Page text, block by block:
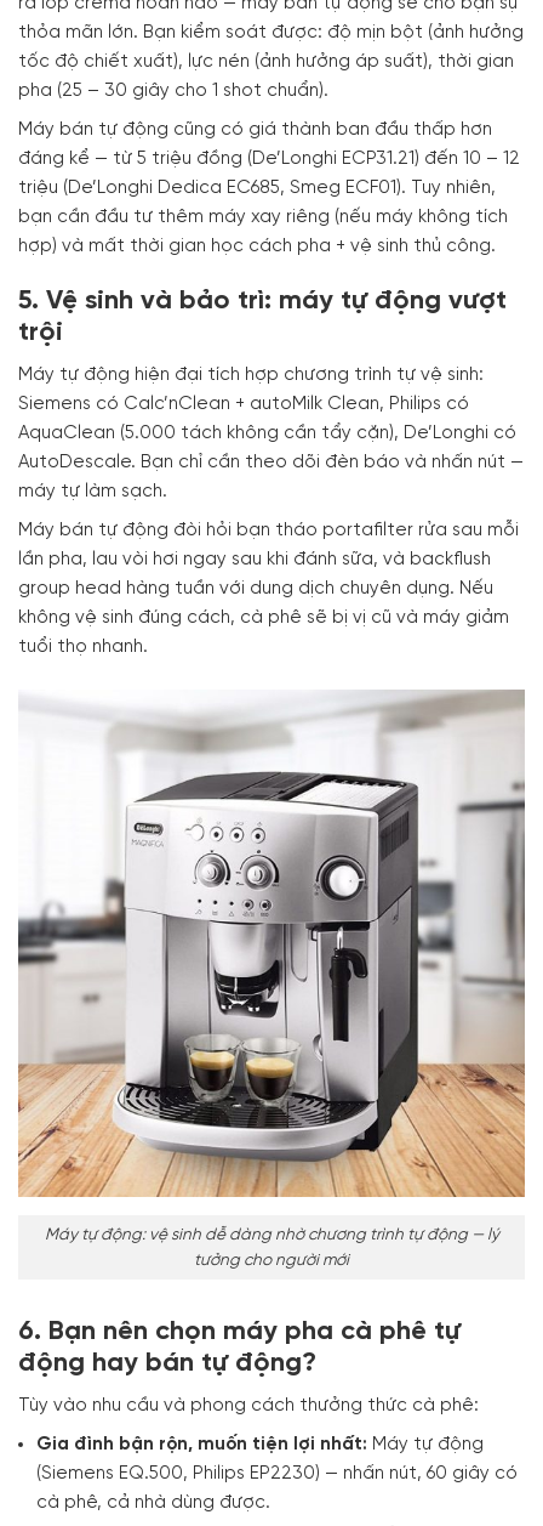
ra lớp crema hoàn hảo — máy bán tự động sẽ cho bạn sự
thỏa mãn lớn. Bạn kiểm soát được: độ mịn bột (ảnh hưởng
tốc độ chiết xuất), lực nén (ảnh hưởng áp suất), thời gian
pha (25 – 30 giây cho 1 shot chuẩn).
Máy bán tự động cũng có giá thành ban đầu thấp hơn
đáng kể — từ 5 triệu đồng (De’Longhi ECP31.21) đến 10 – 12
triệu (De’Longhi Dedica EC685, Smeg ECF01). Tuy nhiên,
bạn cần đầu tư thêm máy xay riêng (nếu máy không tích
hợp) và mất thời gian học cách pha + vệ sinh thủ công.
5. Vệ sinh và bảo trì: máy tự động vượt
trội
Máy tự động hiện đại tích hợp chương trình tự vệ sinh:
Siemens có Calc’nClean + autoMilk Clean, Philips có
AquaClean (5.000 tách không cần tẩy cặn), De’Longhi có
AutoDescale. Bạn chỉ cần theo dõi đèn báo và nhấn nút —
máy tự làm sạch.
Máy bán tự động đòi hỏi bạn tháo portafilter rửa sau mỗi
lần pha, lau vòi hơi ngay sau khi đánh sữa, và backflush
group head hàng tuần với dung dịch chuyên dụng. Nếu
không vệ sinh đúng cách, cà phê sẽ bị vị cũ và máy giảm
tuổi thọ nhanh.
Máy tự động: vệ sinh dễ dàng nhờ chương trình tự động — lý
tưởng cho người mới
6. Bạn nên chọn máy pha cà phê tự
động hay bán tự động?
Tùy vào nhu cầu và phong cách thưởng thức cà phê:
Gia đình bận rộn, muốn tiện lợi nhất: Máy tự động
(Siemens EQ.500, Philips EP2230) — nhấn nút, 60 giây có
cà phê, cả nhà dùng được.